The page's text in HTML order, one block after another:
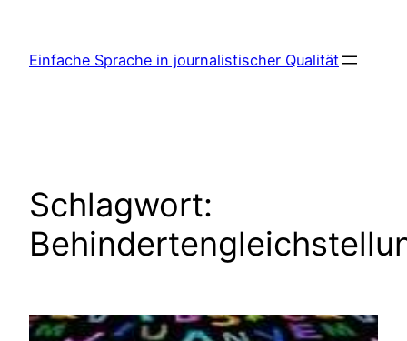
springen
Einfache Sprache in journalistischer Qualität
Schlagwort: